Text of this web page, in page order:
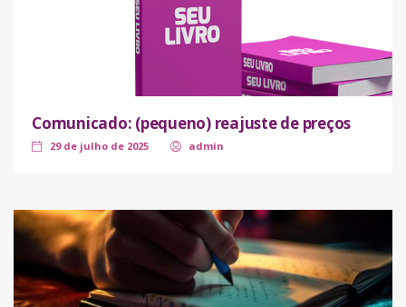
Comunicado: (pequeno) reajuste de preços
29 de julho de 2025 admin